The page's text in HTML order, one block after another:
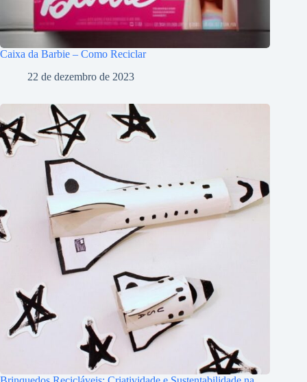
Caixa da Barbie – Como Reciclar
22 de dezembro de 2023